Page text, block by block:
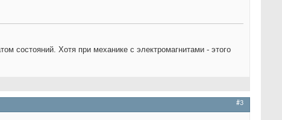
состояний. Хотя при механике с электромагнитами - этого